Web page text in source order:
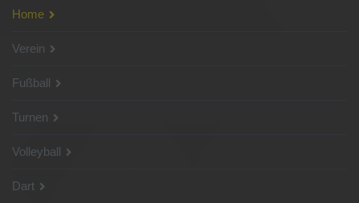
Home
Verein
Fußball
Turnen
Volleyball
Dart